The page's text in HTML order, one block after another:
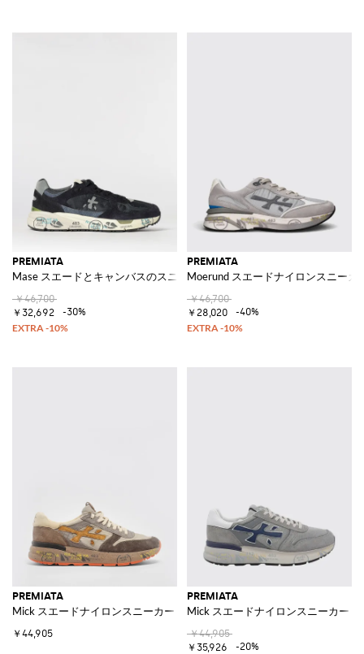
PREMIATA
Mase スエードとキャンバスのスニーカー
￥46,700
￥32,692
-30%
PREMIATA
Moerund スエードナイロンスニーカ
￥46,700
￥28,020
-40%
PREMIATA
Mick スエードナイロンスニーカー
￥44,905
PREMIATA
Mick スエードナイロンスニーカー
￥44,905
￥35,926
-20%